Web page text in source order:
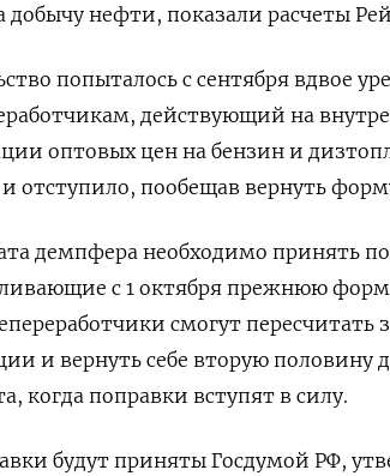
добычу нефти, показали расчеты
попыталось с сентября вдвое
действующий на
оптовых цен на бензин и
отступило, пообещав вернуть
демпфера необходимо принять
с 1 октября прежнюю
смогут
и вернуть себе вторую
когда поправки вступят в силу.
будут приняты Госдумой РФ,